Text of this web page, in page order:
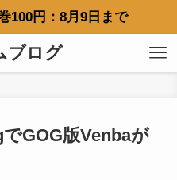
100円：8月9日まで
ブログ
GOG版Venbaが